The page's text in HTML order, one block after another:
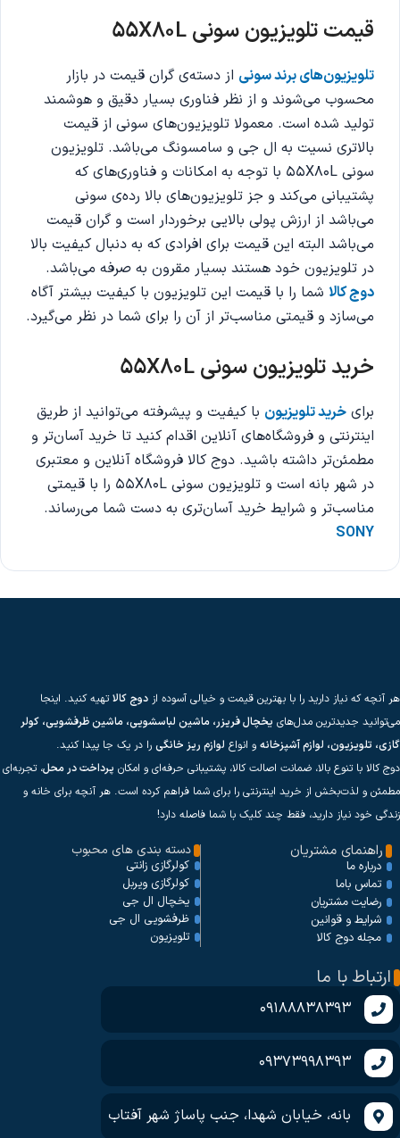
قیمت تلویزیون سونی 55X80L
تلویزیون‌های برند سونی از دسته‌ی گران قیمت در بازار
محسوب می‌شوند و از نظر فناوری بسیار دقیق و هوشمند
تولید شده است. معمولا تلویزیون‌های سونی از قیمت
بالاتری نسیت به ال جی و سامسونگ می‌باشد. تلویزیون
سونی 55X80L با توجه به امکانات و فناوری‌های که
پشتیبانی می‌کند و جز تلویزیون‌های بالا رده‌ی سونی
می‌باشد از ارزش پولی بالایی برخوردار است و گران قیمت
می‌باشد البته این قیمت برای افرادی که به دنبال کیفیت بالا
در تلویزیون خود هستند بسیار مقرون به صرفه می‌باشد.
دوج کالا شما را با قیمت این تلویزیون با کیفیت بیشتر آگاه
می‌سازد و قیمتی مناسب‌تر از آن را برای شما در نظر می‌گیرد.
خرید تلویزیون سونی 55X80L
برای خرید تلویزیون با کیفیت و پیشرفته می‌توانید از طریق
اینترنتی و فروشگاه‌های آنلاین اقدام کنید تا خرید آسان‌تر و
مطمئن‌تر داشته باشید. دوج کالا فروشگاه آنلاین و معتبری
در شهر بانه است و تلویزیون سونی 55X80L را با قیمتی
مناسب‌تر و شرایط خرید آسان‌تری به دست شما می‌رساند.
SONY
هر آنچه که نیاز دارید را با بهترین قیمت و خیالی آسوده از دوج کالاتهیه کنید. اینجا
می‌توانید جدیدترین مدل‌های یخچال فریزر، ماشین لباسشویی، ماشین ظرفشویی، کولر
گازی، تلویزیون، لوازم آشپزخانه و انواع لوازم ریز خانگی را در یک جا پیدا کنید.
دوج کالا با تنوع بالا، ضمانت اصالت کالا، پشتیبانی حرفه‌ای و امکان پرداخت در محل، تجربه‌ای
مطمئن و لذت‌بخش از خرید اینترنتی را برای شما فراهم کرده است. هر آنچه برای خانه و
زندگی خود نیاز دارید، فقط چند کلیک با شما فاصله دارد!
راهنمای مشتریان
درباره ما
تماس باما
رضایت مشتریان
شرایط و قوانین
مجله دوج کالا
دسته بندی های محبوب
کولرگازی زانتی
کولرگازی ویربل
یخچال ال جی
ظرفشویی ال جی
تلویزیون
ارتباط با ما
09188838393
09373998393
بانه، خیابان شهدا، جنب پاساژ شهر آفتاب